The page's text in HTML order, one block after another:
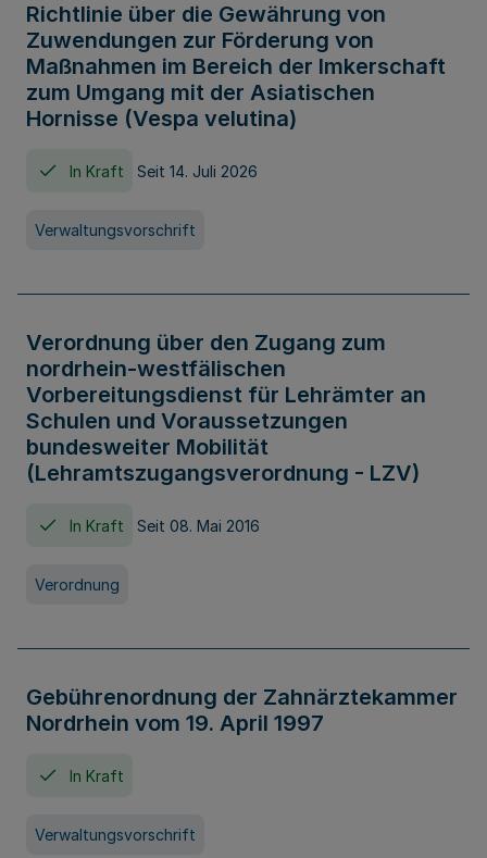
Richtlinie über die Gewährung von
Zuwendungen zur Förderung von
Maßnahmen im Bereich der Imkerschaft
zum Umgang mit der Asiatischen
Hornisse (Vespa velutina)
In Kraft Seit 14. Juli 2026
Verwaltungsvorschrift
Verordnung über den Zugang zum
nordrhein-westfälischen
Vorbereitungsdienst für Lehrämter an
Schulen und Voraussetzungen
bundesweiter Mobilität
(Lehramtszugangsverordnung - LZV)
In Kraft Seit 08. Mai 2016
Verordnung
Gebührenordnung der Zahnärztekammer
Nordrhein vom 19. April 1997
In Kraft
Verwaltungsvorschrift